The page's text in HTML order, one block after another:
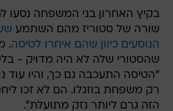
בקיץ האחרון בני המשפחה נסעו
שורה של סטוריז מהם השתמע
הנוסעים כיוון שהם איחרו לטיסה.
שהסטורי שלה לא היה מדויק -
"הטיסה התעכבה גם כך, והיו עוד
רק משפחת בוזגלו. הם לא זכו
הזה גרם ליותר נזק מתועלת".